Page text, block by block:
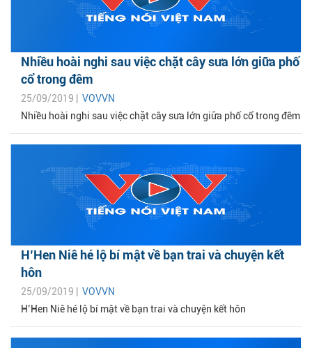
Nhiều hoài nghi sau việc chặt cây sưa lớn giữa phố
cổ trong đêm
25/09/2019 | VOVVN
Nhiều hoài nghi sau việc chặt cây sưa lớn giữa phố cổ trong đêm
H’Hen Niê hé lộ bí mật về bạn trai và chuyện kết
hôn
25/09/2019 | VOVVN
H’Hen Niê hé lộ bí mật về bạn trai và chuyện kết hôn